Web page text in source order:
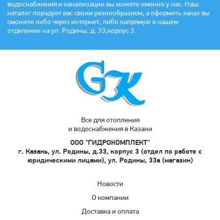
водоснабжения и канализации вы можете именно у нас. Наш
каталог порадует вас своим разнообразием, а оформить заказ вы
сможете либо через интернет, либо напрямую в нашем
отделении на ул. Родины, д. 33,корпус 3.
Все для отопления
и водоснабжения в Казани
ООО "ГИДРОКОМПЛЕКТ"
г. Казань, ул. Родины, д.33, корпус 3 (отдел по работе с
юридическими лицами), ул. Родины, 33а (магазин)
Новости
О компании
Доставка и оплата